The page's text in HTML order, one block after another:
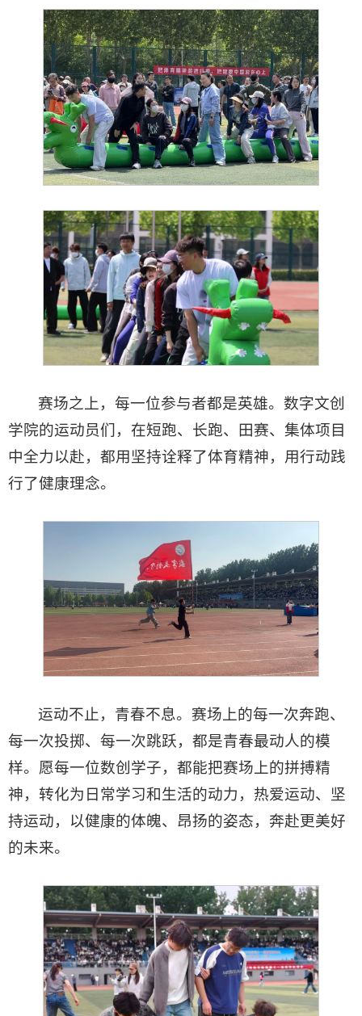
赛场之上，每一位参与者都是英雄。数字文创
学院的运动员们，在短跑、长跑、田赛、集体项目
中全力以赴，都用坚持诠释了体育精神，用行动践
行了健康理念。
运动不止，青春不息。赛场上的每一次奔跑、
每一次投掷、每一次跳跃，都是青春最动人的模
样。愿每一位数创学子，都能把赛场上的拼搏精
神，转化为日常学习和生活的动力，热爱运动、坚
持运动，以健康的体魄、昂扬的姿态，奔赴更美好
的未来。